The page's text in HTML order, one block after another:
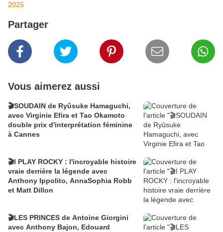
2025
Partager
Vous aimerez aussi
🎬SOUDAIN de Ryûsuke Hamaguchi,
avec Virginie Efira et Tao Okamoto
double prix d'interprétation féminine
à Cannes
🎬I PLAY ROCKY : l'incroyable histoire
vraie derrière la légende avec
Anthony Ippolito, AnnaSophia Robb
et Matt Dillon
🎬LES PRINCES de Antoine Giorgini
avec Anthony Bajon, Edouard